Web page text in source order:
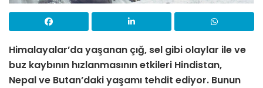
Himalayalar’da yaşanan çığ, sel gibi olaylar ile ve
buz kaybının hızlanmasının etkileri Hindistan,
Nepal ve Butan’daki yaşamı tehdit ediyor. Bunun